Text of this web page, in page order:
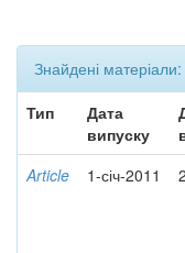
Знайдені матеріали:
Тип
Дата
випуску
Article 1-січ-2011